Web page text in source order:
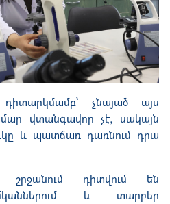
չնայած այս
վտանգավոր չէ, սակայն
և պատճառ դառնում դրա
շրջանում դիտվում են
մկաններում և տարբեր